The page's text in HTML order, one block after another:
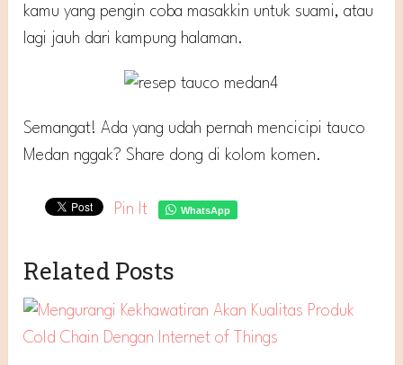
kamu yang pengin coba masakkin untuk suami, atau
lagi jauh dari kampung halaman.
Semangat! Ada yang udah pernah mencicipi tauco
Medan nggak? Share dong di kolom komen.
Pin It WhatsApp
Related Posts